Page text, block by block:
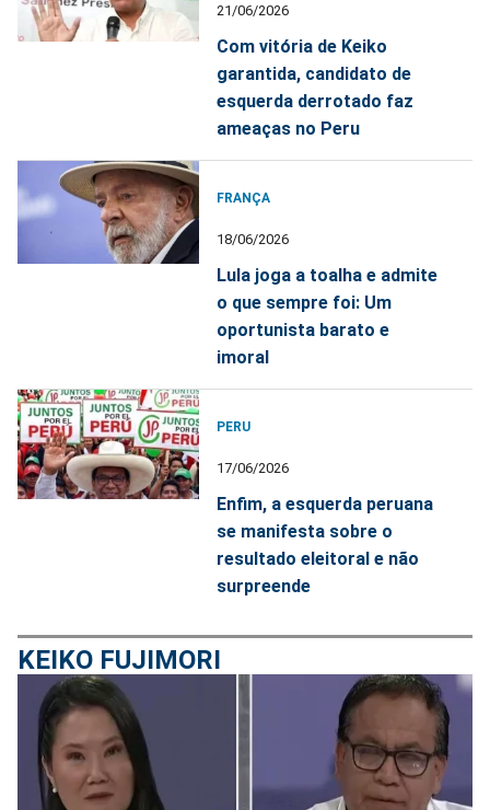
21/06/2026
Com vitória de Keiko
garantida, candidato de
esquerda derrotado faz
ameaças no Peru
FRANÇA
18/06/2026
Lula joga a toalha e admite
o que sempre foi: Um
oportunista barato e
imoral
PERU
17/06/2026
Enfim, a esquerda peruana
se manifesta sobre o
resultado eleitoral e não
surpreende
KEIKO FUJIMORI